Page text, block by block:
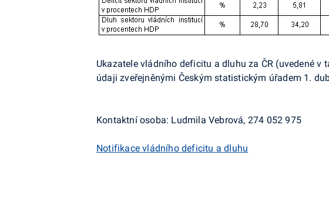
Ukazatele vládního deficitu a dluhu za ČR (uvedené v
údaji zveřejněnými Českým statistickým úřadem 1.
Kontaktní osoba: Ludmila Vebrová, 274 052 975
Notifikace vládního deficitu a dluhu